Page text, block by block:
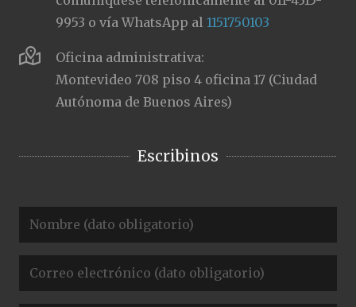
9953 o vía WhatsApp al1151750103
Oficina administrativa:
Montevideo 708 piso 4 oficina 17 (Ciudad
Autónoma de Buenos Aires)
Escribinos